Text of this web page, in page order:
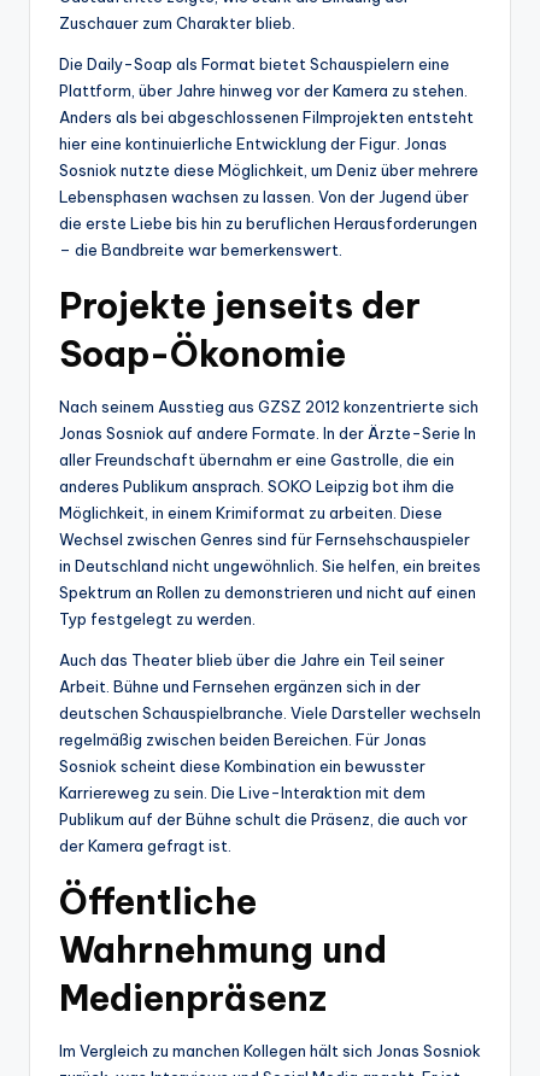
Zuschauer zum Charakter blieb.
Die Daily-Soap als Format bietet Schauspielern eine
Plattform, über Jahre hinweg vor der Kamera zu stehen.
Anders als bei abgeschlossenen Filmprojekten entsteht
hier eine kontinuierliche Entwicklung der Figur. Jonas
Sosniok nutzte diese Möglichkeit, um Deniz über mehrere
Lebensphasen wachsen zu lassen. Von der Jugend über
die erste Liebe bis hin zu beruflichen Herausforderungen
– die Bandbreite war bemerkenswert.
Projekte jenseits der
Soap-Ökonomie
Nach seinem Ausstieg aus GZSZ 2012 konzentrierte sich
Jonas Sosniok auf andere Formate. In der Ärzte-Serie In
aller Freundschaft übernahm er eine Gastrolle, die ein
anderes Publikum ansprach. SOKO Leipzig bot ihm die
Möglichkeit, in einem Krimiformat zu arbeiten. Diese
Wechsel zwischen Genres sind für Fernsehschauspieler
in Deutschland nicht ungewöhnlich. Sie helfen, ein breites
Spektrum an Rollen zu demonstrieren und nicht auf einen
Typ festgelegt zu werden.
Auch das Theater blieb über die Jahre ein Teil seiner
Arbeit. Bühne und Fernsehen ergänzen sich in der
deutschen Schauspielbranche. Viele Darsteller wechseln
regelmäßig zwischen beiden Bereichen. Für Jonas
Sosniok scheint diese Kombination ein bewusster
Karriereweg zu sein. Die Live-Interaktion mit dem
Publikum auf der Bühne schult die Präsenz, die auch vor
der Kamera gefragt ist.
Öffentliche
Wahrnehmung und
Medienpräsenz
Im Vergleich zu manchen Kollegen hält sich Jonas Sosniok